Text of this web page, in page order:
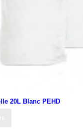
20L Blanc PEHD